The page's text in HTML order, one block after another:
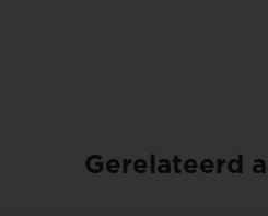
Gerelateerd